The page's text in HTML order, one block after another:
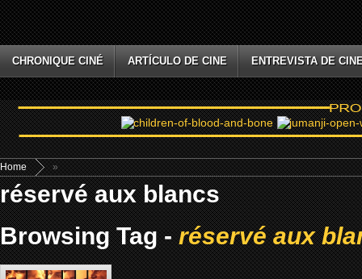
CHRONIQUE CINÉ ARTÍCULO DE CINE ENTREVISTA DE
Home »
réservé aux blancs
Browsing Tag -réservé aux